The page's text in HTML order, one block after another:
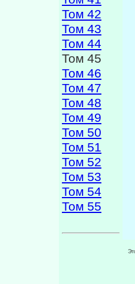
Том 42
Том 43
Том 44
Том 45
Том 46
Том 47
Том 48
Том 49
Том 50
Том 51
Том 52
Том 53
Том 54
Том 55